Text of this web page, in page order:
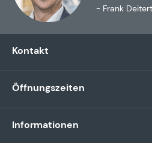
- Frank
Kontakt
Öffnungszeiten
Informationen